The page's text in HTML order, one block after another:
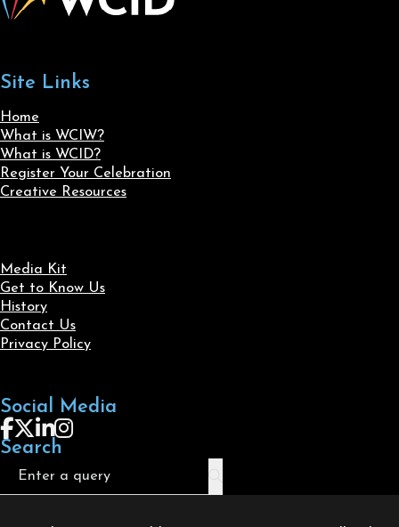
Site Links
Home
What is WCIW?
What is WCID?
Register Your Celebration
Creative Resources
Media Kit
Get to Know Us
History
Contact Us
Privacy Policy
Social Media
Follow us on Facebook
Follow us on X
Follow us on LinkedIn
Follow us on Instagram
Search
Search